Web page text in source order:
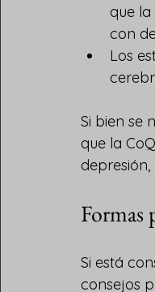
que
con
Los
Si bien se
que la
Formas
Si está
consejos